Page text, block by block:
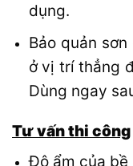
dụng.
Bảo quản
ở vị trí thẳng
Dùng ngay
Tư vấn thi công
Độ ẩm của bề